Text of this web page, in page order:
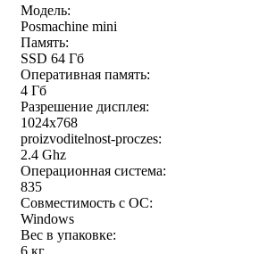
Модель:
Posmachine mini
Память:
SSD 64 Гб
Оперативная память:
4 Гб
Разрешение дисплея:
1024x768
proizvoditelnost-proczes:
2.4 Ghz
Операционная система:
835
Совместимость с ОС:
Windows
Вес в упаковке: